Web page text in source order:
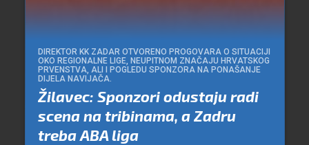
DIREKTOR KK ZADAR OTVORENO PROGOVARA O SITUACIJI
OKO REGIONALNE LIGE, NEUPITNOM ZNAČAJU HRVATSKOG
PRVENSTVA, ALI I POGLEDU SPONZORA NA PONAŠANJE
DIJELA NAVIJAČA.
Žilavec: Sponzori odustaju radi
scena na tribinama, a Zadru
treba ABA liga